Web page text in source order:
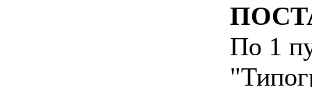
По 1